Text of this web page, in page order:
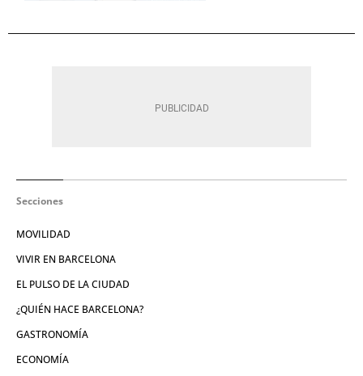
Secciones
MOVILIDAD
VIVIR EN BARCELONA
EL PULSO DE LA CIUDAD
¿QUIÉN HACE BARCELONA?
GASTRONOMÍA
ECONOMÍA